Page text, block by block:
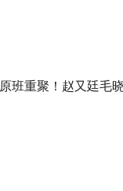
原班重聚！赵又廷毛